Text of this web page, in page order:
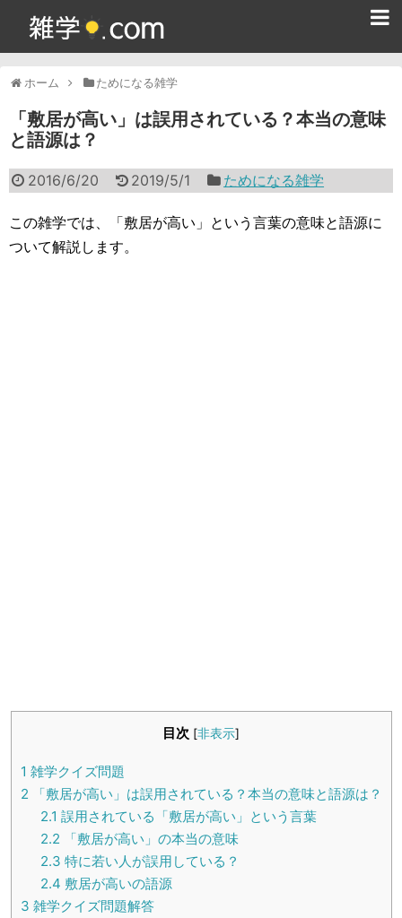
ホーム ためになる雑学
「敷居が高い」は誤用されている？本当の意味
と語源は？
2016/6/20 2019/5/1 ためになる雑学
この雑学では、「敷居が高い」という言葉の意味と語源に
ついて解説します。
目次 [非表示]
1 雑学クイズ問題
2 「敷居が高い」は誤用されている？本当の意味と語源は？
2.1 誤用されている「敷居が高い」という言葉
2.2 「敷居が高い」の本当の意味
2.3 特に若い人が誤用している？
2.4 敷居が高いの語源
3 雑学クイズ問題解答
365日雑学カレンダー
面白い雑学
ためになる雑学